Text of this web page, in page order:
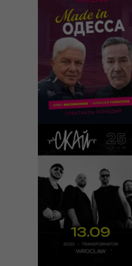
in Одесса»
Wrocław, Sala
Koncertowa Radia
Wrocław
129 - 300 PLN
КУПИТИ
13/09/202620:00
СКАЙ. 25 років на
сцені
Wrocław, Transformator
Club
149 - 169 PLN